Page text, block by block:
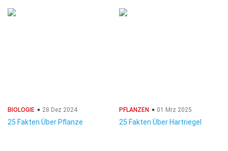
BIOLOGIE 28 Dez 2024
25 Fakten Über Pflanze
PFLANZEN 01 Mrz 2025
25 Fakten Über Hartriegel